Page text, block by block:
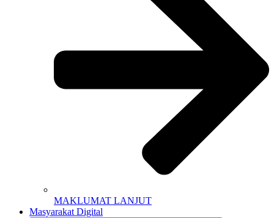
MAKLUMAT LANJUT
Masyarakat Digital